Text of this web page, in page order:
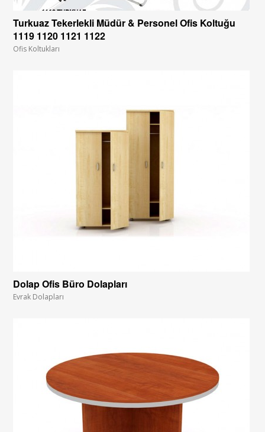
Turkuaz Tekerlekli Müdür & Personel Ofis Koltuğu
1119 1120 1121 1122
Ofis Koltukları
Dolap Ofis Büro Dolapları
Evrak Dolapları